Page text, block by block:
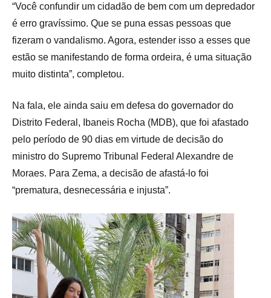
“Você confundir um cidadão de bem com um depredador
é erro gravíssimo. Que se puna essas pessoas que
fizeram o vandalismo. Agora, estender isso a esses que
estão se manifestando de forma ordeira, é uma situação
muito distinta”, completou.
Na fala, ele ainda saiu em defesa do governador do
Distrito Federal, Ibaneis Rocha (MDB), que foi afastado
pelo período de 90 dias em virtude de decisão do
ministro do Supremo Tribunal Federal Alexandre de
Moraes. Para Zema, a decisão de afastá-lo foi
“prematura, desnecessária e injusta”.